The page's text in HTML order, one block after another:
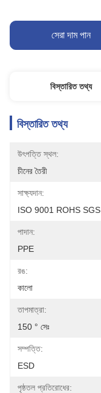
সেরা দাম পান
বিস্তারিত তথ্য
বিস্তারিত তথ্য
উৎপত্তি স্থল:
চীনের তৈরী
সাক্ষ্যদান:
ISO 9001 ROHS SGS
পাদান:
PPE
রঙ:
কালো
তাপমাত্রা:
150 ° সেঃ
সম্পত্তি:
ESD
পৃষ্ঠতল প্রতিরোধের: